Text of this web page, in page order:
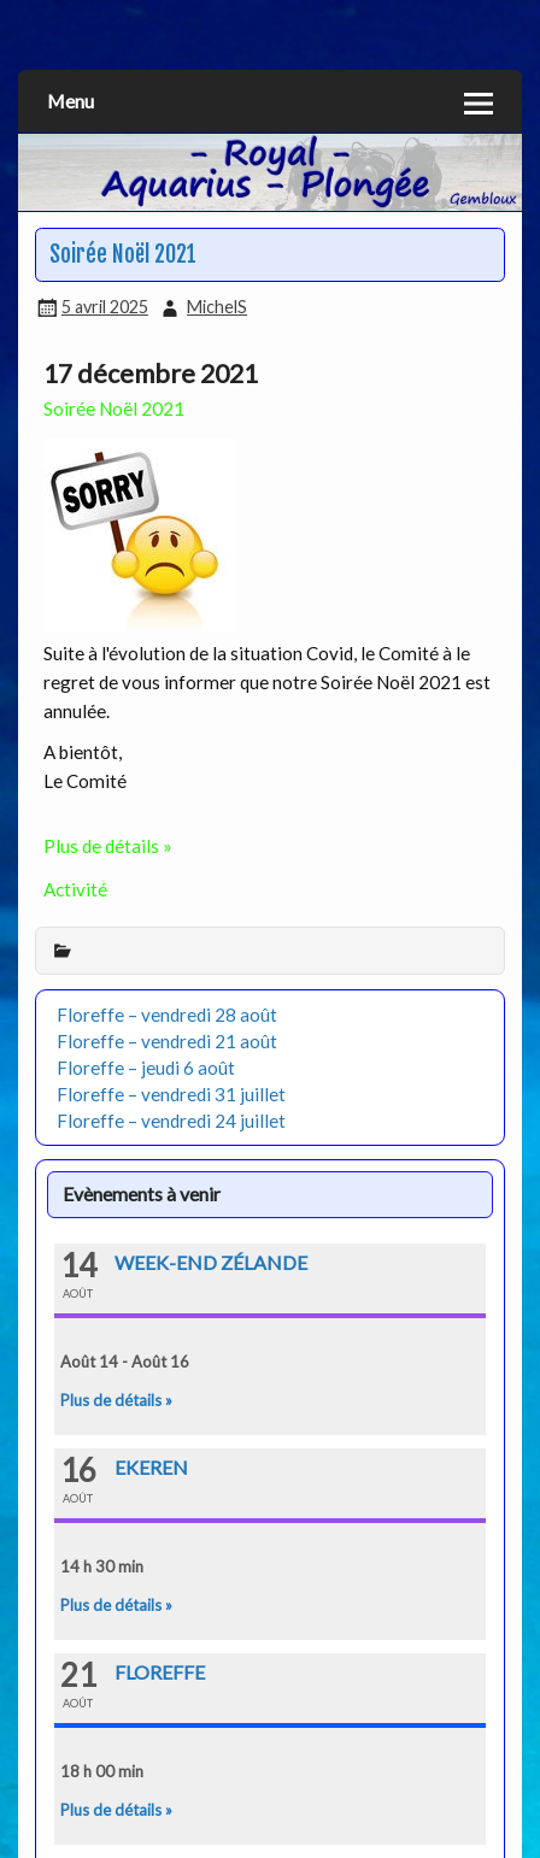
Menu
Soirée Noël 2021
5 avril 2025 MichelS
17 décembre 2021
Soirée Noël 2021
Suite à l'évolution de la situation Covid, le Comité à le
regret de vous informer que notre Soirée Noël 2021 est
annulée.
A bientôt,
Le Comité
Plus de détails »
Activité
Floreffe – vendredi 28 août
Floreffe – vendredi 21 août
Floreffe – jeudi 6 août
Floreffe – vendredi 31 juillet
Floreffe – vendredi 24 juillet
Evènements à venir
14
AOÛT
WEEK-END ZÉLANDE
Août 14 - Août 16
Plus de détails »
16
AOÛT
EKEREN
14 h 30 min
Plus de détails »
21
AOÛT
FLOREFFE
18 h 00 min
Plus de détails »